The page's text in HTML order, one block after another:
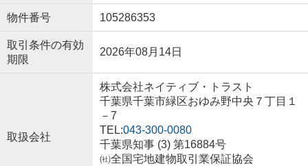
物件番号 105286353
取引条件の有効
期限
2026年08月14日
取扱会社
株式会社ネイティブ・トラスト
千葉県千葉市緑区おゆみ野中央７丁目１
－7
TEL:043-300-0080
千葉県知事 (3) 第16884号
㈳全国宅地建物取引業保証協会